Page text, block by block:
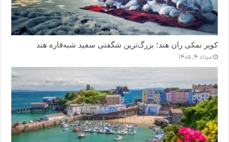
کویر نمکی ران هند؛ بزرگ‌ترین شگفتی سفید شبه‌قاره هند
مرداد ۴, ۱۴۰۵